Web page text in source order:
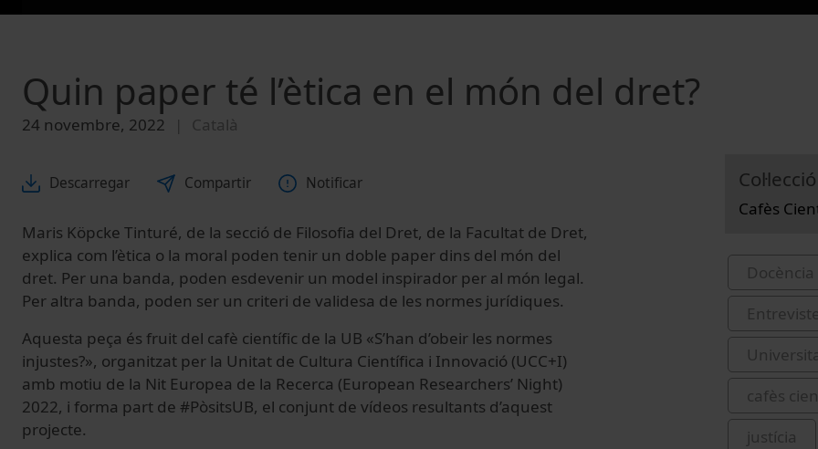
Quin paper té l’ètica en el món del dret?
24 novembre, 2022 Català
Descarregar Compartir Notificar
Maris Köpcke Tinturé, de la secció de Filosofia del Dret, de la Facultat de Dret,
explica com l’ètica o la moral poden tenir un doble paper dins del món del
dret. Per una banda, poden esdevenir un model inspirador per al món legal.
Per altra banda, poden ser un criteri de validesa de les normes jurídiques.
Aquesta peça és fruit del cafè científic de la UB «S’han d’obeir les normes
injustes?», organitzat per la Unitat de Cultura Científica i Innovació (UCC+I)
amb motiu de la Nit Europea de la Recerca (European Researchers’ Night)
2022, i forma part de #PòsitsUB, el conjunt de vídeos resultants d’aquest
projecte.
Col·lecció
Cafès
Docència
cafès
justícia